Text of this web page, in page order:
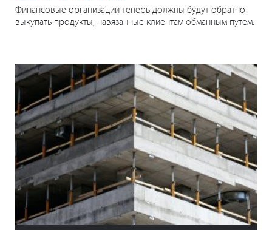
Финансовые организации теперь должны будут обратно
выкупать продукты, навязанные клиентам обманным путем.